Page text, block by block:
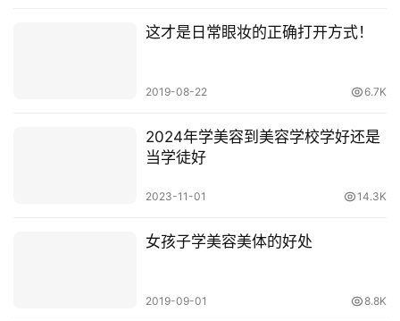
这才是日常眼妆的正确打开方式！
2019-08-22 6.7K
2024年学美容到美容学校学好还是
当学徒好
2023-11-01 14.3K
女孩子学美容美体的好处
2019-09-01 8.8K